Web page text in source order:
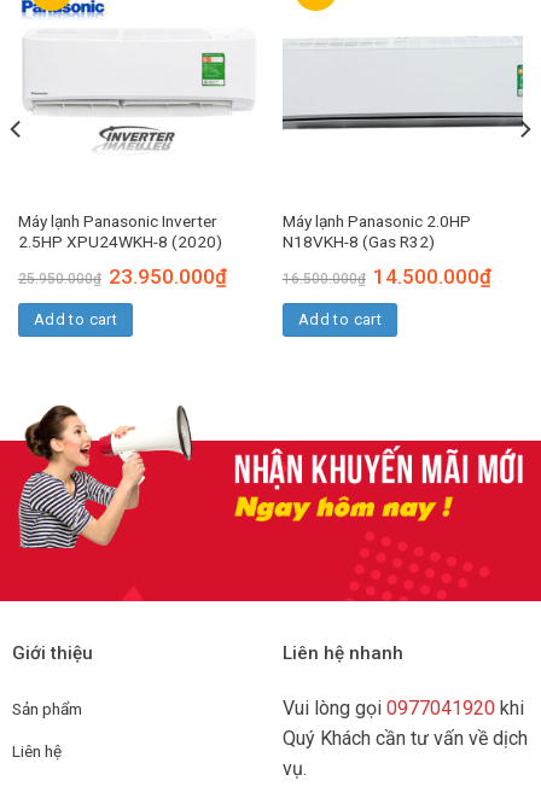
Máy lạnh Panasonic Inverter
2.5HP XPU24WKH-8 (2020)
25.950.000₫ 23.950.000₫
Add to cart
Máy lạnh Panasonic 2.0HP
N18VKH-8 (Gas R32)
16.500.000₫ 14.500.000₫
Add to cart
Giới thiệu
Sản phẩm
Liên hệ
Liên hệ nhanh
Vui lòng gọi 0977041920khi
Quý Khách cần tư vấn về dịch
vụ.